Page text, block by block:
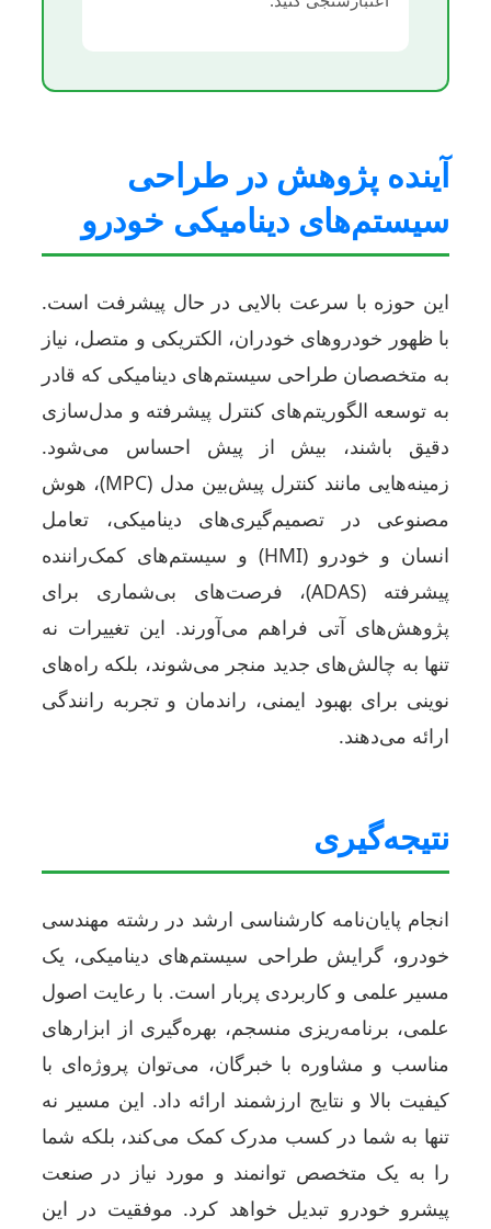
آینده پژوهش در طراحی
سیستم‌های دینامیکی خودرو
این حوزه با سرعت بالایی در حال پیشرفت است.
با ظهور خودروهای خودران، الکتریکی و متصل، نیاز
به متخصصان طراحی سیستم‌های دینامیکی که قادر
به توسعه الگوریتم‌های کنترل پیشرفته و مدل‌سازی
دقیق باشند، بیش از پیش احساس می‌شود.
زمینه‌هایی مانند کنترل پیش‌بین مدل (MPC)، هوش
مصنوعی در تصمیم‌گیری‌های دینامیکی، تعامل
انسان و خودرو (HMI) و سیستم‌های کمک‌راننده
پیشرفته (ADAS)، فرصت‌های بی‌شماری برای
پژوهش‌های آتی فراهم می‌آورند. این تغییرات نه
تنها به چالش‌های جدید منجر می‌شوند، بلکه راه‌های
نوینی برای بهبود ایمنی، راندمان و تجربه رانندگی
ارائه می‌دهند.
نتیجه‌گیری
انجام پایان‌نامه کارشناسی ارشد در رشته مهندسی
خودرو، گرایش طراحی سیستم‌های دینامیکی، یک
مسیر علمی و کاربردی پربار است. با رعایت اصول
علمی، برنامه‌ریزی منسجم، بهره‌گیری از ابزارهای
مناسب و مشاوره با خبرگان، می‌توان پروژه‌ای با
کیفیت بالا و نتایج ارزشمند ارائه داد. این مسیر نه
تنها به شما در کسب مدرک کمک می‌کند، بلکه شما
را به یک متخصص توانمند و مورد نیاز در صنعت
پیشرو خودرو تبدیل خواهد کرد. موفقیت در این